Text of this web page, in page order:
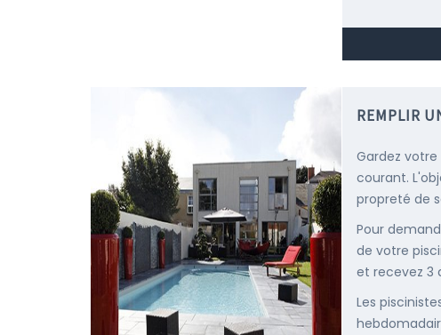
REMPLIR
Gardez
courant.
propreté de
Pour
de votre
et recevez 3
Les